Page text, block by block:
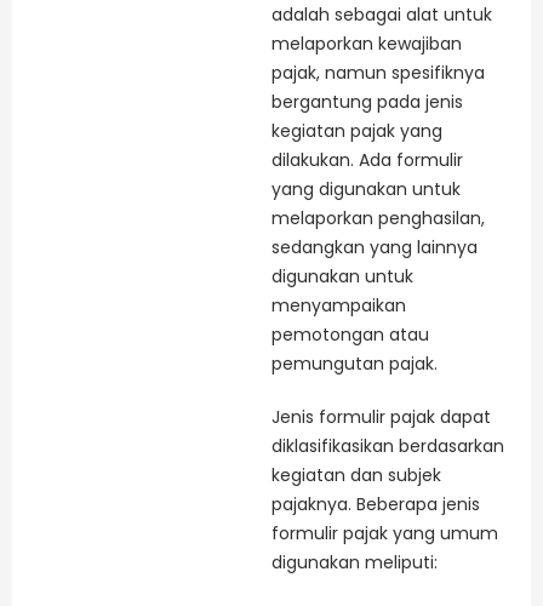
adalah sebagai alat untuk
melaporkan kewajiban
pajak, namun spesifiknya
bergantung pada jenis
kegiatan pajak yang
dilakukan. Ada formulir
yang digunakan untuk
melaporkan penghasilan,
sedangkan yang lainnya
digunakan untuk
menyampaikan
pemotongan atau
pemungutan pajak.
Jenis formulir pajak dapat
diklasifikasikan berdasarkan
kegiatan dan subjek
pajaknya. Beberapa jenis
formulir pajak yang umum
digunakan meliputi: